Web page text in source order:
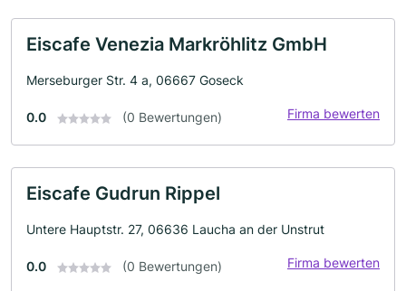
Eiscafe Venezia Markröhlitz GmbH
Merseburger Str. 4 a, 06667 Goseck
0.0 (0 Bewertungen) Firma bewerten
Eiscafe Gudrun Rippel
Untere Hauptstr. 27, 06636 Laucha an der Unstrut
0.0 (0 Bewertungen) Firma bewerten